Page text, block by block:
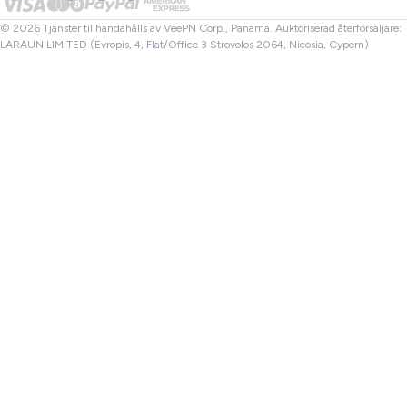
Filkontroll
Turkiet VPN
Affiliates
© 2026 Tjänster tillhandahålls av VeePN Corp., Panama. Auktoriserad återförsäljare:
LARAUN LIMITED (Evropis, 4, Flat/Office 3 Strovolos 2064, Nicosia, Cypern)